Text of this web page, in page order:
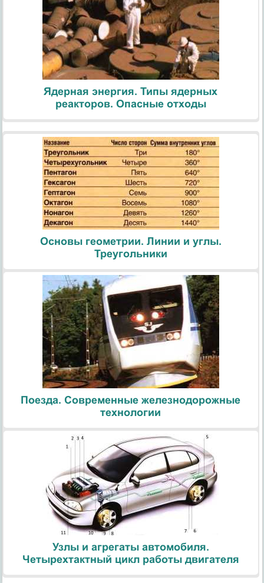
Ядерная энергия. Типы ядерных
реакторов. Опасные отходы
Основы геометрии. Линии и углы.
Треугольники
Поезда. Современные железнодорожные
технологии
Узлы и агрегаты автомобиля.
Четырехтактный цикл работы двигателя